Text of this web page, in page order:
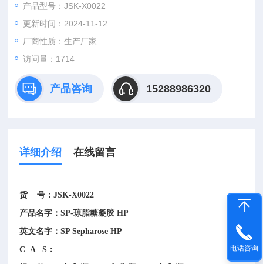
产品型号：JSK-X0022
更新时间：2024-11-12
厂商性质：生产厂家
访问量：1714
产品咨询 15288986320
详细介绍 在线留言
货 号：JSK-X0022
产品名字：SP-琼脂糖凝胶 HP
英文名字：SP Sepharose HP
C A S： 电话咨询